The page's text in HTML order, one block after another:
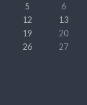
5
6
12
13
19
20
26
27